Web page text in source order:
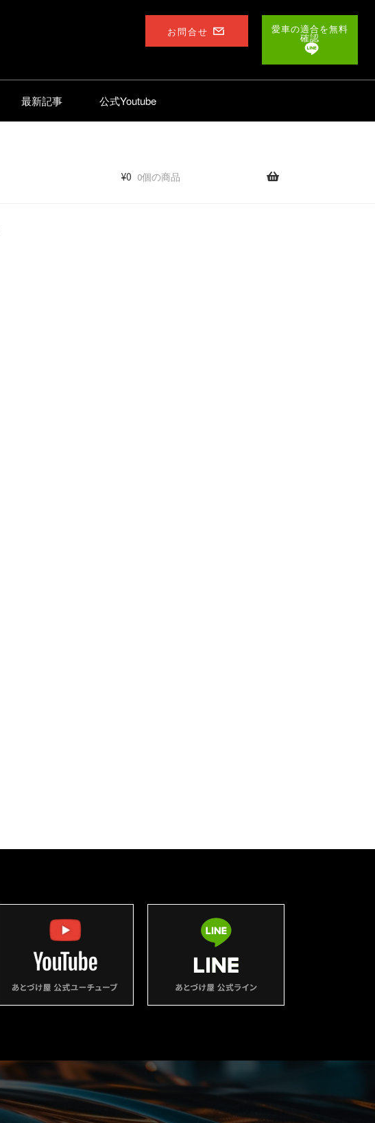
お問合せ 愛車の適合を無料
確認
最新記事 公式Youtube
¥0 0個の商品